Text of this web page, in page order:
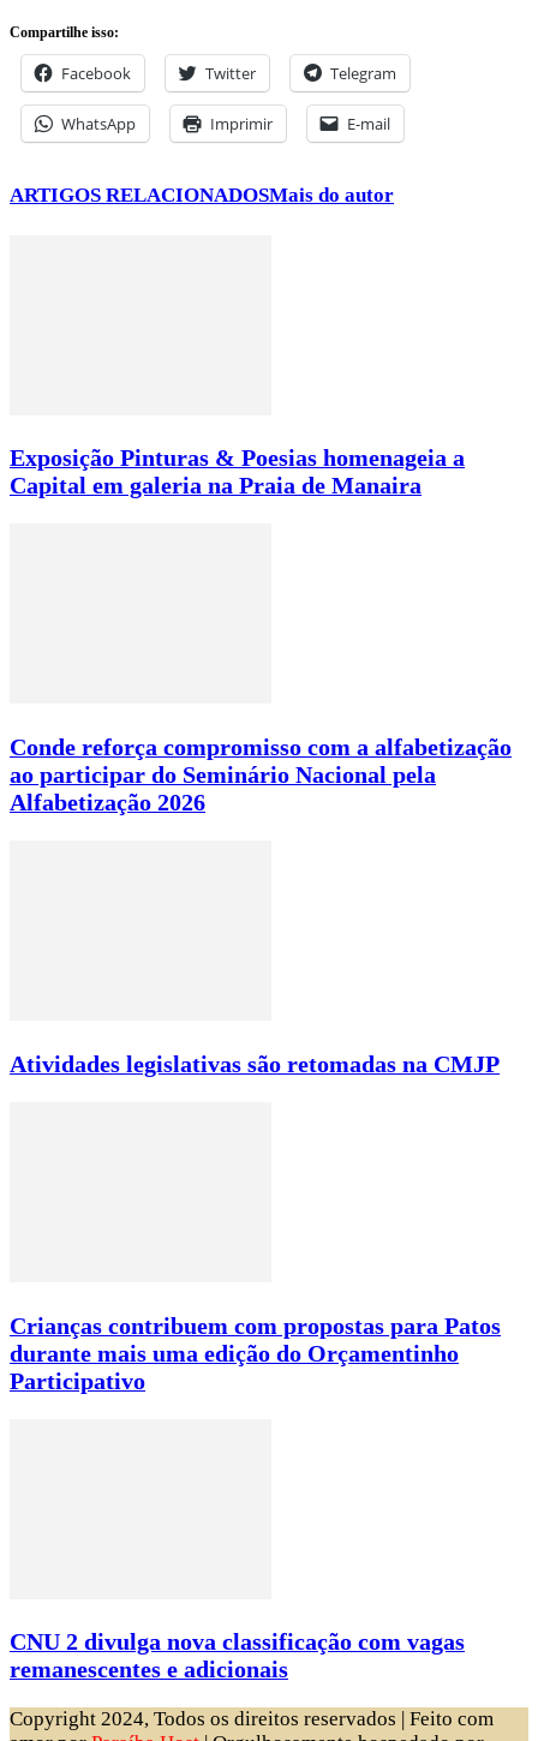
Compartilhe isso:
Facebook Twitter Telegram
WhatsApp Imprimir E-mail
ARTIGOS RELACIONADOSMais do autor
Exposição Pinturas & Poesias homenageia a
Capital em galeria na Praia de Manaira
Conde reforça compromisso com a alfabetização
ao participar do Seminário Nacional pela
Alfabetização 2026
Atividades legislativas são retomadas na CMJP
Crianças contribuem com propostas para Patos
durante mais uma edição do Orçamentinho
Participativo
CNU 2 divulga nova classificação com vagas
remanescentes e adicionais
Copyright 2024, Todos os direitos reservados | Feito com